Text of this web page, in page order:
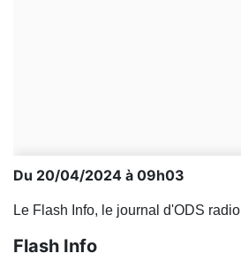
Du 20/04/2024 à 09h03
Le Flash Info, le journal d'ODS radio
Flash Info